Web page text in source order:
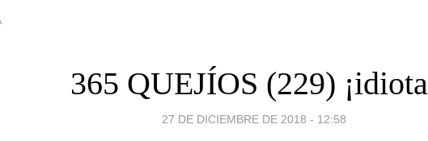
365 QUEJÍOS (229)
27 DE DICIEMBRE DE 2018 - 12:58